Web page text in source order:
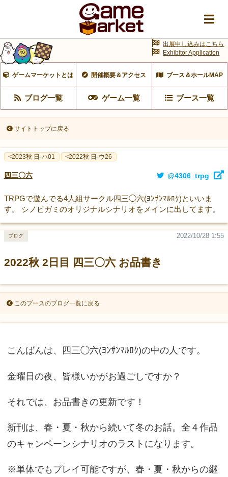
ゲームマーケットとは 開催概要＆アクセス ブース＆ホールMAP
ブログ一覧 ゲーム一覧 ブース一覧
出展申し込みはこちら
Exhibitor Application
サイトトップに戻る
<2023秋 日-ハ01 <2022秋 日-ウ26
四三〇六 @4306_trpg
TRPGで遊んでる4人組サークル四三◯六(ﾖﾝｻﾝﾏﾙﾛｸ)といいま
す。 シノビガミのオリジナルシナリオをメインに出してます。
2022秋 2日目 四三〇六 お品書き
2022/10/28 1:55
ブログ
このブースのブログ一覧に戻る
こんばんは、四三◯六(ﾖﾝｻﾝﾏﾙﾛｸ)の中の人です。
金曜日の夜、皆様いかがお過ごしですか？
それでは、お品書きの更新です！
新刊は、春・夏・秋から続いて冬のお話。全４作品
のキャンペーンシナリオのラストになります。
※単体でもプレイ可能ですが、春・夏・秋からの継